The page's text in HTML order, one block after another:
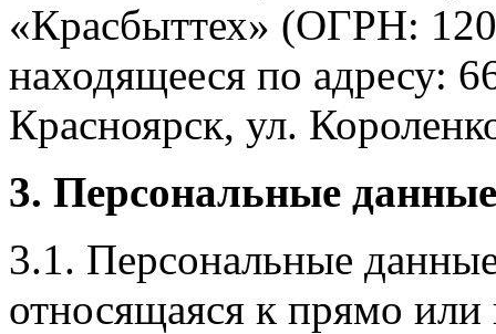
«Красбыттех» (ОГРН:
находящееся по адресу:
Красноярск, ул.
3. Персональные
3.1. Персональные
относящаяся к прямо